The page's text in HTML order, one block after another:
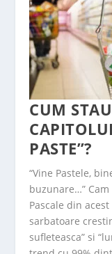
CUM
PASTE”?
“Vine Pastele,
buzunare…”
Pascale din
sarbatoare
sufleteasca” si